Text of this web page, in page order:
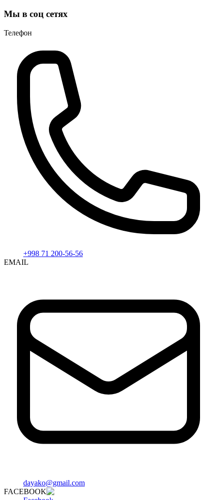
Мы в соц сетях
Телефон
+998 71 200-56-56
EMAIL
dayako@gmail.com
FACEBOOK